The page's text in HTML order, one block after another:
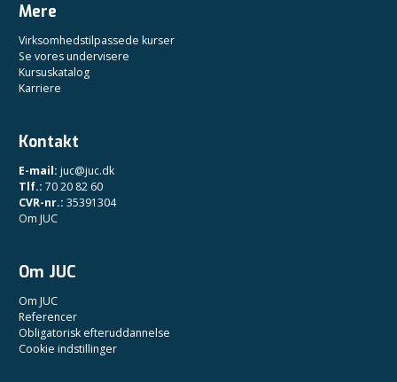
Mere
Virksomhedstilpassede kurser
Se vores undervisere
Kursuskatalog
Karriere
Kontakt
E-mail: juc@juc.dk
Tlf.: 70 20 82 60
CVR-nr.: 35391304
Om JUC
Om JUC
Om JUC
Referencer
Obligatorisk efteruddannelse
Cookie indstillinger